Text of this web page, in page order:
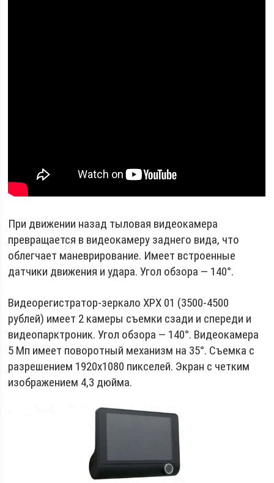
При движении назад тыловая видеокамера
превращается в видеокамеру заднего вида, что
облегчает маневрирование. Имеет встроенные
датчики движения и удара. Угол обзора — 140°.
Видеорегистратор-зеркало XPX 01 (3500-4500
рублей) имеет 2 камеры съемки сзади и спереди и
видеопарктроник. Угол обзора — 140°. Видеокамера
5 Мп имеет поворотный механизм на 35°. Съемка с
разрешением 1920х1080 пикселей. Экран с четким
изображением 4,3 дюйма.